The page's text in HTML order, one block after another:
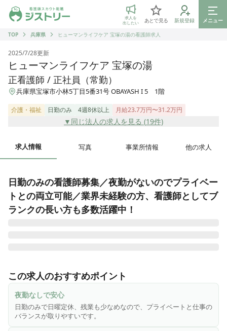
ジストリー 看護師の転職マッチング
求人を
出したい
あとで見る 新規登録
メニュー
TOP
兵庫県 ヒューマンライフケア 宝塚の湯の看護師求人
2025/7/28更新
ヒューマンライフケア 宝塚の湯
正看護師 / 正社員（常勤）
兵庫県宝塚市小林5丁目5番31号 OBAYASH I 5 1階
介護・福祉 日勤のみ 4週8休以上 月給23.7万円〜31.2万円
▼同じ法人の求人を見る (19件)
求人情報 写真 事業所情報 他の求人
日勤のみの看護師募集／夜勤がないのでプライベー
トとの両立可能／業界未経験の方、看護師としてブ
ランクの長い方も多数活躍中！
デイサービスにおける看護業務全般をお任せします。
・ご利用者の健康管理、服薬管理
・傷や褥瘡(床ずれ)処置、浴後の軟膏塗布、爪切り
・機能訓練の計画策定や訓練実務、モニタリング
・口腔機能の計画策定・訓練実務、モニタリング
この求人のおすすめポイント
夜勤なしで安心
日勤のみで日曜定休、残業も少なめなので、プライベートと仕事の
バランスが取りやすいです。